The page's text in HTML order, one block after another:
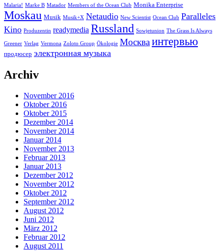
Malaria! Marke B Matador Members of the Ocean Club Monika Enterprise
Moskau Musik Musik+X Netaudio New Scientist Ocean Club Paralleles
Kino Produzentin readymedia Russland Sowjetunion The Grass Is Always
Greener Verlag Vermona Zoloto Group Ökologie Москваинтервью
продюсер электронная музыка
Archiv
November 2016
Oktober 2016
Oktober 2015
Dezember 2014
November 2014
Januar 2014
November 2013
Februar 2013
Januar 2013
Dezember 2012
November 2012
Oktober 2012
September 2012
August 2012
Juni 2012
März 2012
Februar 2012
August 2011